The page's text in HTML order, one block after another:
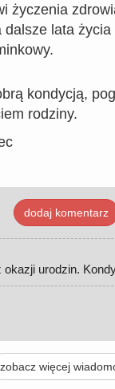
życzenia
lata życia
kondycją,
rodziny.
dodaj komentarz
urodzin.
zobacz więcej